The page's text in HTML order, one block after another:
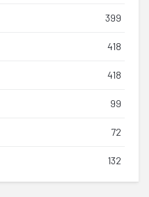
399
418
418
99
72
132